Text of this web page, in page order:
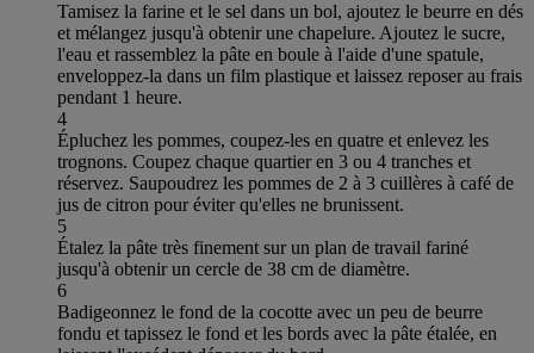
Tamisez la farine et le sel dans un bol, ajoutez le beurre en dés
et mélangez jusqu'à obtenir une chapelure. Ajoutez le sucre,
l'eau et rassemblez la pâte en boule à l'aide d'une spatule,
enveloppez-la dans un film plastique et laissez reposer au frais
pendant 1 heure.
4
Épluchez les pommes, coupez-les en quatre et enlevez les
trognons. Coupez chaque quartier en 3 ou 4 tranches et
réservez. Saupoudrez les pommes de 2 à 3 cuillères à café de
jus de citron pour éviter qu'elles ne brunissent.
5
Étalez la pâte très finement sur un plan de travail fariné
jusqu'à obtenir un cercle de 38 cm de diamètre.
6
Badigeonnez le fond de la cocotte avec un peu de beurre
fondu et tapissez le fond et les bords avec la pâte étalée, en